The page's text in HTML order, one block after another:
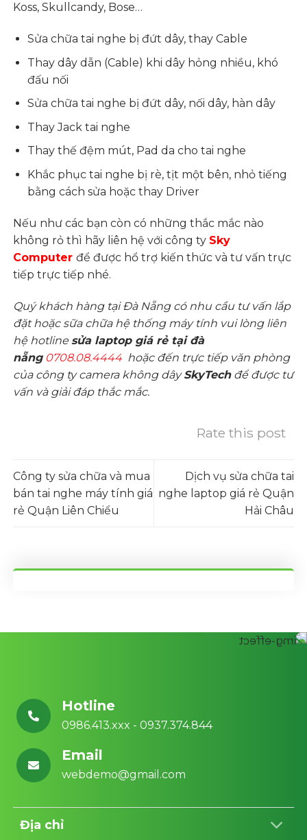
Koss, Skullcandy, Bose…
Sửa chữa tai nghe bị đứt dây, thay Cable
Thay dây dẫn (Cable) khi dây hỏng nhiều, khó
đấu nối
Sửa chữa tai nghe bị đứt dây, nối dây, hàn dây
Thay Jack tai nghe
Thay thế đệm mút, Pad da cho tai nghe
Khắc phục tai nghe bị rè, tịt một bên, nhỏ tiếng
bằng cách sửa hoặc thay Driver
Nếu như các bạn còn có những thắc mắc nào
không rỏ thì hãy liên hệ với công ty Sky
Computer để được hổ trợ kiến thức và tư vấn trực
tiếp trực tiếp nhé.
Quý khách hàng tại Đà Nẵng có nhu cầu tư vấn lắp
đặt hoặc sữa chữa hệ thống máy tính vui lòng liên
hệ hotline sửa laptop giá rẻ tại đà
nẵng 0708.08.4444 hoặc đến trực tiếp văn phòng
của công ty camera không dâySkyTechđể được tư
vấn và giải đáp thắc mắc.
Rate this post
Công ty sửa chữa và mua
bán tai nghe máy tính giá
rẻ Quận Liên Chiểu
Dịch vụ sửa chữa tai
nghe laptop giá rẻ Quận
Hải Châu
Hotline
0986.413.xxx - 0937.374.844
Email
webdemo@gmail.com
Địa chỉ